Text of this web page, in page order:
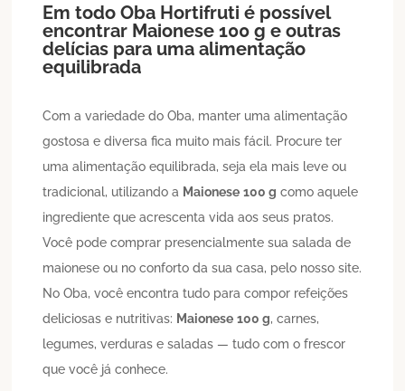
Em todo Oba Hortifruti é possível
encontrar Maionese 100 g e outras
delícias para uma alimentação
equilibrada
Com a variedade do Oba, manter uma alimentação
gostosa e diversa fica muito mais fácil. Procure ter
uma alimentação equilibrada, seja ela mais leve ou
tradicional, utilizando a Maionese 100 g como aquele
ingrediente que acrescenta vida aos seus pratos.
Você pode comprar presencialmente sua salada de
maionese ou no conforto da sua casa, pelo nosso site.
No Oba, você encontra tudo para compor refeições
deliciosas e nutritivas: Maionese 100 g, carnes,
legumes, verduras e saladas — tudo com o frescor
que você já conhece.